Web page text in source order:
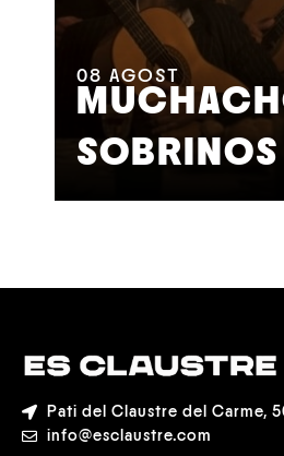
08 AGOST
SOBRINOS
Pati del Claustre del Carme,
info@esclaustre.com